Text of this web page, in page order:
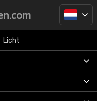
Licht